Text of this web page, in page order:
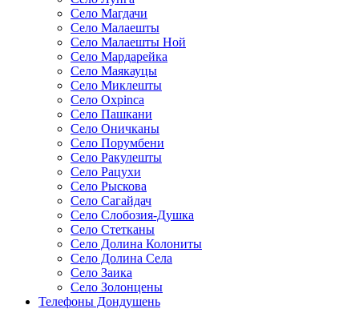
Село Магдачи
Село Малаешты
Село Малаешты Ной
Село Мардарейка
Село Маякауцы
Село Миклешты
Село Охрinca
Село Пашкани
Село Оничканы
Село Порумбени
Село Ракулешты
Село Рацухи
Село Рыскова
Село Сагайдач
Село Слобозия-Душка
Село Стетканы
Село Долина Колониты
Село Долина Села
Село Заика
Село Золонцены
Телефоны Дондушень